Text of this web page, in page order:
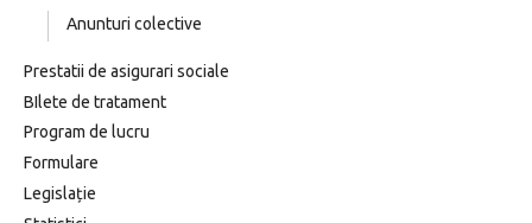
Anunturi colective
Prestatii de asigurari sociale
BIlete de tratament
Program de lucru
Formulare
Legislație